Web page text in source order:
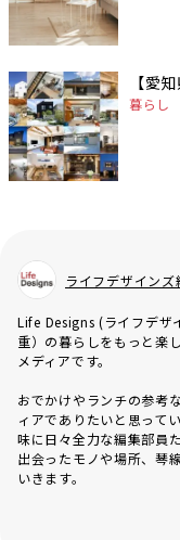
【愛
暮らし
ライフデザインズ
Life Designs (ライフデザ
重）の暮らしをもっと楽
メディアです。
おでかけやランチの参考
ィアでありたいと思って
味に日々全力な編集部員
出会ったモノや場所、琴
いきます。